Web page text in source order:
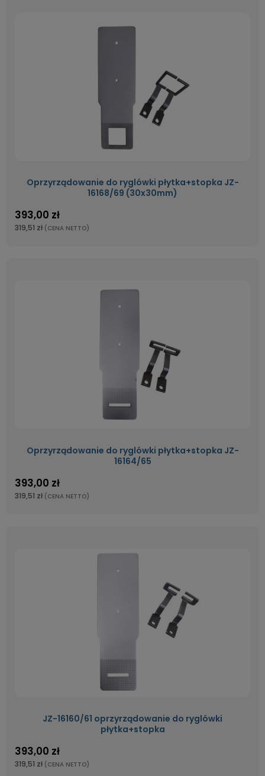
Oprzyrządowanie do ryglówki płytka+stopka JZ-
16168/69 (30x30mm)
393,00 zł
319,51 zł (CENA NETTO)
Oprzyrządowanie do ryglówki płytka+stopka JZ-
16164/65
393,00 zł
319,51 zł (CENA NETTO)
JZ-16160/61 oprzyrządowanie do ryglówki
płytka+stopka
393,00 zł
319,51 zł (CENA NETTO)